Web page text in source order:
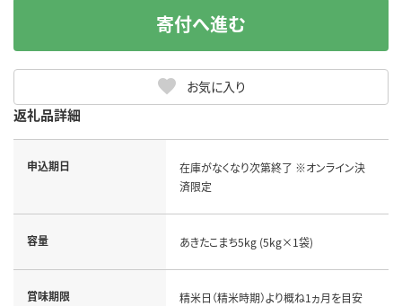
お気に入り
寄付へ進む
返礼品詳細
申込期日
在庫がなくなり次第終了 ※オンライン決
済限定
容量 あきたこまち5kg (5kg×1袋)
賞味期限
精米日（精米時期）より概ね1ヵ月を目安